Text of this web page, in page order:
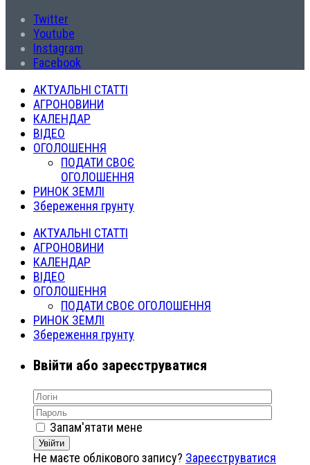
Twitter
Youtube
Instagram
Facebook
АКТУАЛЬНІ СТАТТІ
АГРОНОВИНИ
КАЛЕНДАР
ВІДЕО
ОГОЛОШЕННЯ
ПОДАТИ СВОЄ
ОГОЛОШЕННЯ
РИНОК ЗЕМЛІ
Збереження грунту
АКТУАЛЬНІ СТАТТІ
АГРОНОВИНИ
КАЛЕНДАР
ВІДЕО
ОГОЛОШЕННЯ
ПОДАТИ СВОЄ ОГОЛОШЕННЯ
РИНОК ЗЕМЛІ
Збереження грунту
Ввійти або зареєструватися
Запам'ятати мене
Увійти
Не маєте облікового запису? Зареєструватися